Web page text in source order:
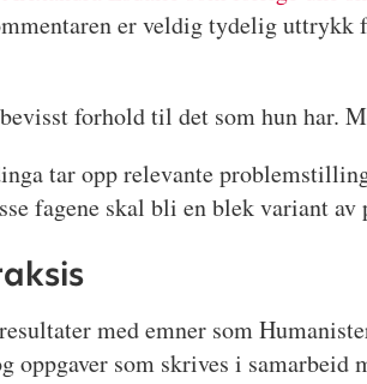
er veldig tydelig
forhold til det som hun har.
tar opp relevante
fagene skal bli en blek variant av
med emner som
oppgaver som skrives i